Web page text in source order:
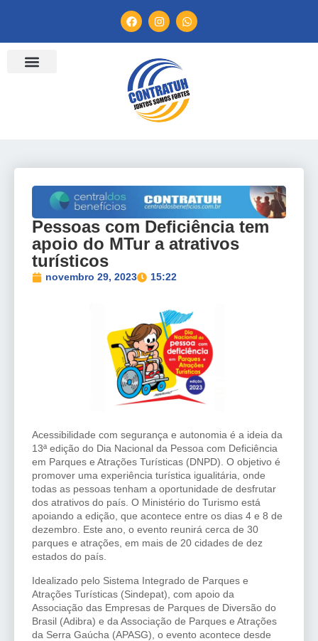
Pessoas com Deficiência tem
apoio do MTur a atrativos
turísticos
novembro 29, 2023 15:22
Acessibilidade com segurança e autonomia é a ideia da
13ª edição do Dia Nacional da Pessoa com Deficiência
em Parques e Atrações Turísticas (DNPD). O objetivo é
promover uma experiência turística igualitária, onde
todas as pessoas tenham a oportunidade de desfrutar
dos atrativos do país. O Ministério do Turismo está
apoiando a edição, que acontece entre os dias 4 e 8 de
dezembro. Este ano, o evento reunirá cerca de 30
parques e atrações, em mais de 20 cidades de dez
estados do país.
Idealizado pelo Sistema Integrado de Parques e
Atrações Turísticas (Sindepat), com apoio da
Associação das Empresas de Parques de Diversão do
Brasil (Adibra) e da Associação de Parques e Atrações
da Serra Gaúcha (APASG), o evento acontece desde